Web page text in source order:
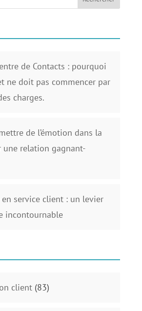
de Contacts : pourquoi
ne doit pas commencer par
charges.
de l’émotion dans la
une relation gagnant-
en service client : un levier
incontournable
client(83)